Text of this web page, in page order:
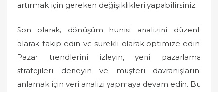
artırmak için gereken değişiklikleri yapabilirsiniz.
Son olarak, dönüşüm hunisi analizini düzenli
olarak takip edin ve sürekli olarak optimize edin.
Pazar trendlerini izleyin, yeni pazarlama
stratejileri deneyin ve müşteri davranışlarını
anlamak için veri analizi yapmaya devam edin. Bu